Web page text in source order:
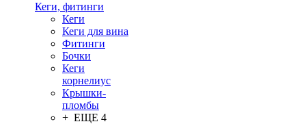
Кеги, фитинги
Кеги
Кеги для вина
Фитинги
Бочки
Кеги
корнелиус
Крышки-
пломбы
+ ЕЩЕ 4